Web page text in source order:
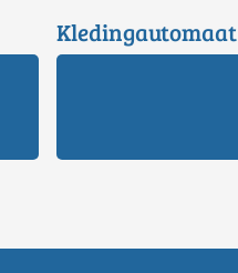
Kledingautomaat